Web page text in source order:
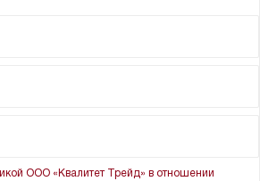
ООО «Квалитет Трейд» в отношении